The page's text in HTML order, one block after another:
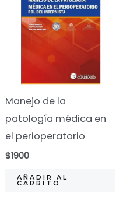
Manejo de la
patología médica en
el perioperatorio
$1900
AÑADIR AL
CARRITO